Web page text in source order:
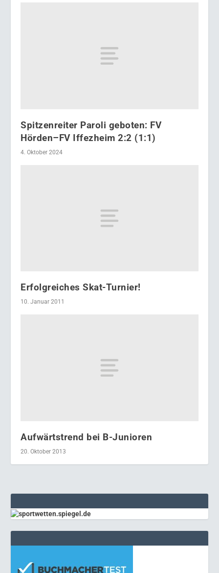
Spitzenreiter Paroli geboten: FV
Hörden–FV Iffezheim 2:2 (1:1)
4. Oktober 2024
Erfolgreiches Skat-Turnier!
10. Januar 2011
Aufwärtstrend bei B-Junioren
20. Oktober 2013